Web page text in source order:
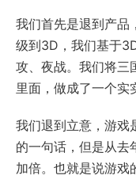
我们首先是退到产品
级到3D，我们基于
攻、夜战。我们将三
里面，做成了一个实
我们退到立意，游戏
的一句话，但是从去
加倍。也就是说游戏